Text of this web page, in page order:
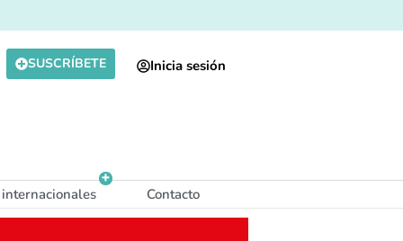
SUSCRÍBETE Inicia sesión
Contacto